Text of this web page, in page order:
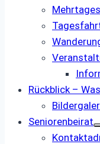
Rückblick –
Seniorenbeirat